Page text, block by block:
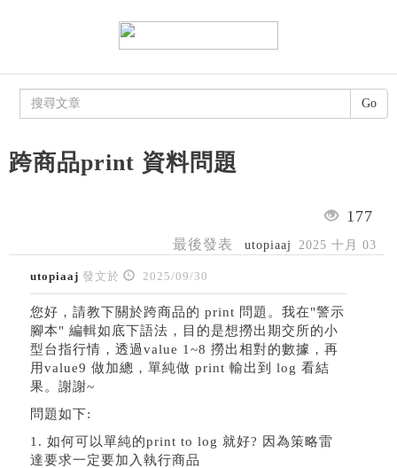
跨商品print 資料問題
177
最後發表 utopiaaj 2025 十月 03
utopiaaj 發文於 2025/09/30
您好，請教下關於跨商品的 print 問題。我在"警示
腳本" 編輯如底下語法，目的是想撈出期交所的小
型台指行情，透過value 1~8 撈出相對的數據，再
用value9 做加總，單純做 print 輸出到 log 看結
果。謝謝~
問題如下:
1. 如何可以單純的print to log 就好? 因為策略雷
達要求一定要加入執行商品
Go